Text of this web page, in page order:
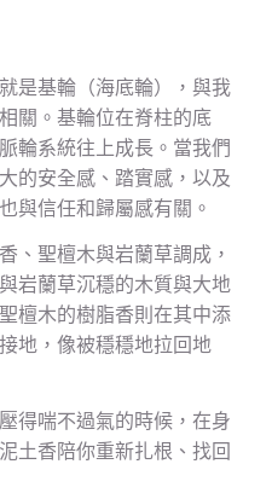
是基輪（海底輪），與我
關。基輪位在脊柱的底
輪系統往上成長。當我們
的安全感、踏實感，以及
與信任和歸屬感有關。
、聖檀木與岩蘭草調成，
岩蘭草沉穩的木質與大地
檀木的樹脂香則在其中添
地，像被穩穩地拉回地
得喘不過氣的時候，在身
土香陪你重新扎根、找回